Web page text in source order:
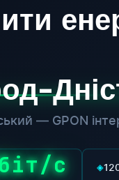
— GPON
с ◈